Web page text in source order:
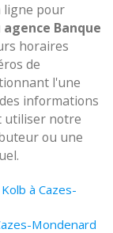
ligne pour
Banque
horaires
de
l'une
informations
utiliser notre
ou une
à Cazes-
Mondenard